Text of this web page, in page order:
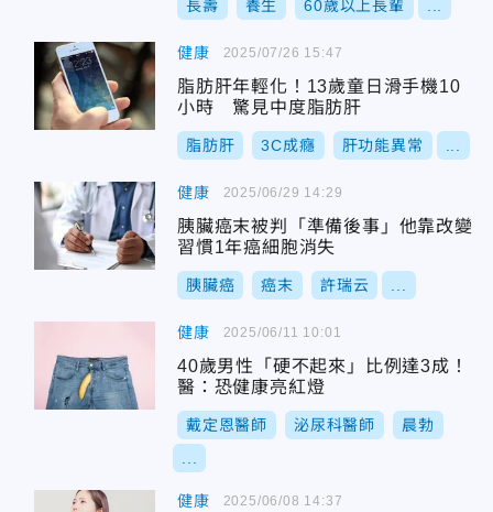
長壽 養生 60歲以上長輩
健康
脂肪肝年輕化！13歲童日滑手機10
小時 驚見中度脂肪肝
脂肪肝 3C成癮 肝功能異常
2025/07/26 15:47
健康
胰臟癌末被判「準備後事」他靠改變
習慣1年癌細胞消失
胰臟癌 癌末 許瑞云
2025/06/29 14:29
健康
40歲男性「硬不起來」比例達3成！
醫：恐健康亮紅燈
戴定恩醫師 泌尿科醫師 晨勃
2025/06/11 10:01
健康 2025/06/08 14:37